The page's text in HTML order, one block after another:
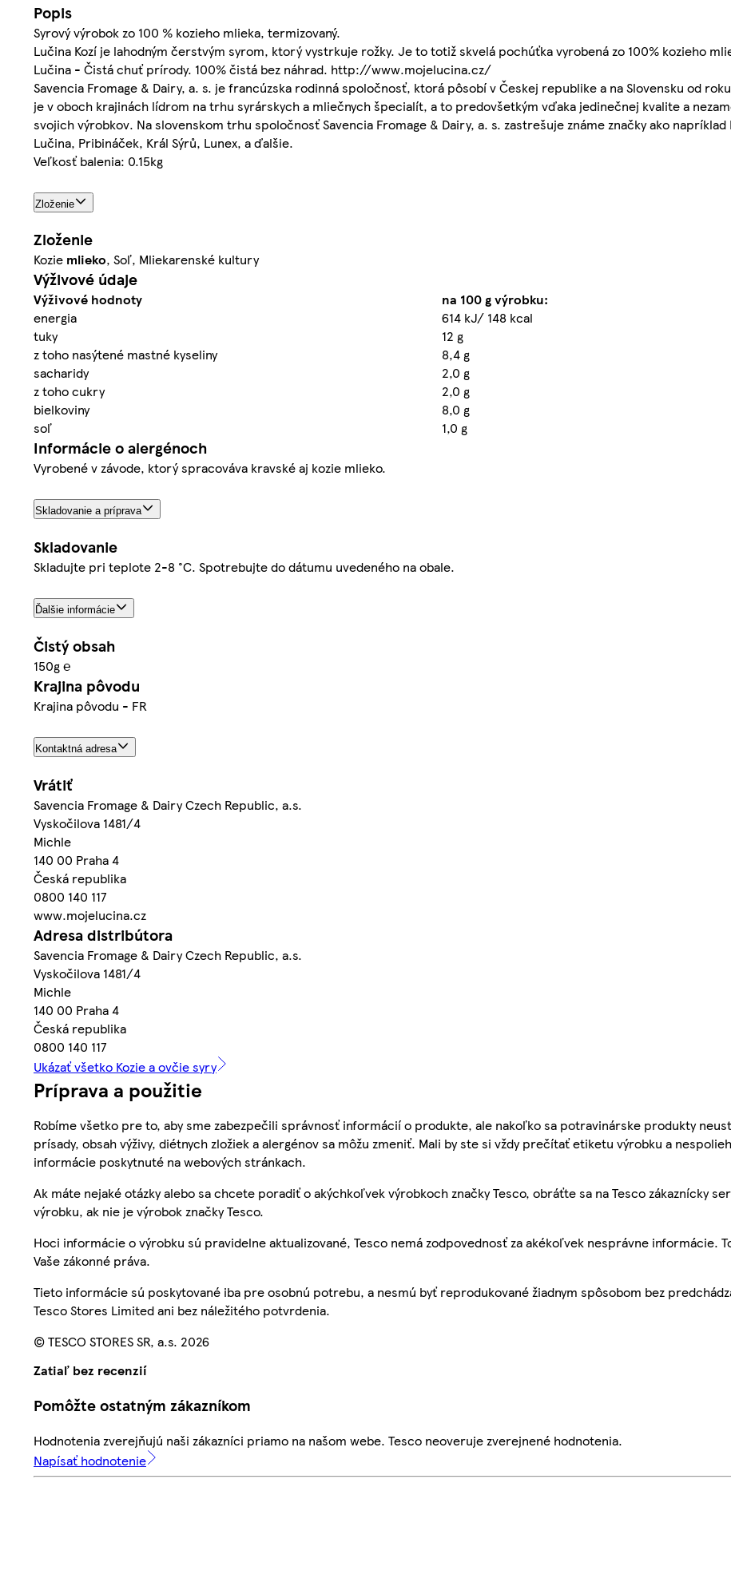
Popis
Syrový výrobok zo 100 % kozieho mlieka, termizovaný.
Lučina Kozí je lahodným čerstvým syrom, ktorý vystrkuje rožky. Je to totiž skvelá pochúťka vyrobená zo 100% kozieho
Lučina - Čistá chuť prírody. 100% čistá bez náhrad. http://www.mojelucina.cz/
Savencia Fromage & Dairy, a. s. je francúzska rodinná spoločnosť, ktorá pôsobí v Českej republike a na Slovensku od
je v oboch krajinách lídrom na trhu syrárskych a mliečnych špecialít, a to predovšetkým vďaka jedinečnej kvalite a
svojich výrobkov. Na slovenskom trhu spoločnosť Savencia Fromage & Dairy, a. s. zastrešuje známe značky ako
Lučina, Pribináček, Král Sýrů, Lunex, a ďalšie.
Veľkosť balenia: 0.15kg
Zloženie
Zloženie
Kozie mlieko, Soľ, Mliekarenské kultury
Výživové údaje
Výživové hodnoty
na 100 g výrobku:
energia
614 kJ/ 148 kcal
tuky
12 g
z toho nasýtené mastné kyseliny
8,4 g
sacharidy
2,0 g
z toho cukry
2,0 g
bielkoviny
8,0 g
soľ
1,0 g
Informácie o alergénoch
Vyrobené v závode, ktorý spracováva kravské aj kozie mlieko.
Skladovanie a príprava
Skladovanie
Skladujte pri teplote 2-8 °C. Spotrebujte do dátumu uvedeného na obale.
Ďalšie informácie
Čistý obsah
150g ℮
Krajina pôvodu
Krajina pôvodu - FR
Kontaktná adresa
Vrátiť
Savencia Fromage & Dairy Czech Republic, a.s.
Vyskočilova 1481/4
Michle
140 00 Praha 4
Česká republika
0800 140 117
www.mojelucina.cz
Adresa distribútora
Savencia Fromage & Dairy Czech Republic, a.s.
Vyskočilova 1481/4
Michle
140 00 Praha 4
Česká republika
0800 140 117
Ukázať všetko Kozie a ovčie syry
Príprava a použitie
Robíme všetko pre to, aby sme zabezpečili správnosť informácií o produkte, ale nakoľko sa potravinárske produkty
prísady, obsah výživy, diétnych zložiek a alergénov sa môžu zmeniť. Mali by ste si vždy prečítať etiketu výrobku a
informácie poskytnuté na webových stránkach.
Ak máte nejaké otázky alebo sa chcete poradiť o akýchkoľvek výrobkoch značky Tesco, obráťte sa na Tesco zákaznícky
výrobku, ak nie je výrobok značky Tesco.
Hoci informácie o výrobku sú pravidelne aktualizované, Tesco nemá zodpovednosť za akékoľvek nesprávne informácie.
Vaše zákonné práva.
Tieto informácie sú poskytované iba pre osobnú potrebu, a nesmú byť reprodukované žiadnym spôsobom bez
Tesco Stores Limited ani bez náležitého potvrdenia.
© TESCO STORES SR, a.s. 2026
Zatiaľ bez recenzií
Pomôžte ostatným zákazníkom
Hodnotenia zverejňujú naši zákazníci priamo na našom webe. Tesco neoveruje zverejnené hodnotenia.
Napísať hodnotenie